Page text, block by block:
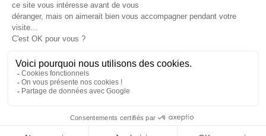
© 2026 - Côté Formations - par Via Compétences
Menu Pied de page
Mentions Légales
Politique de confidentialité